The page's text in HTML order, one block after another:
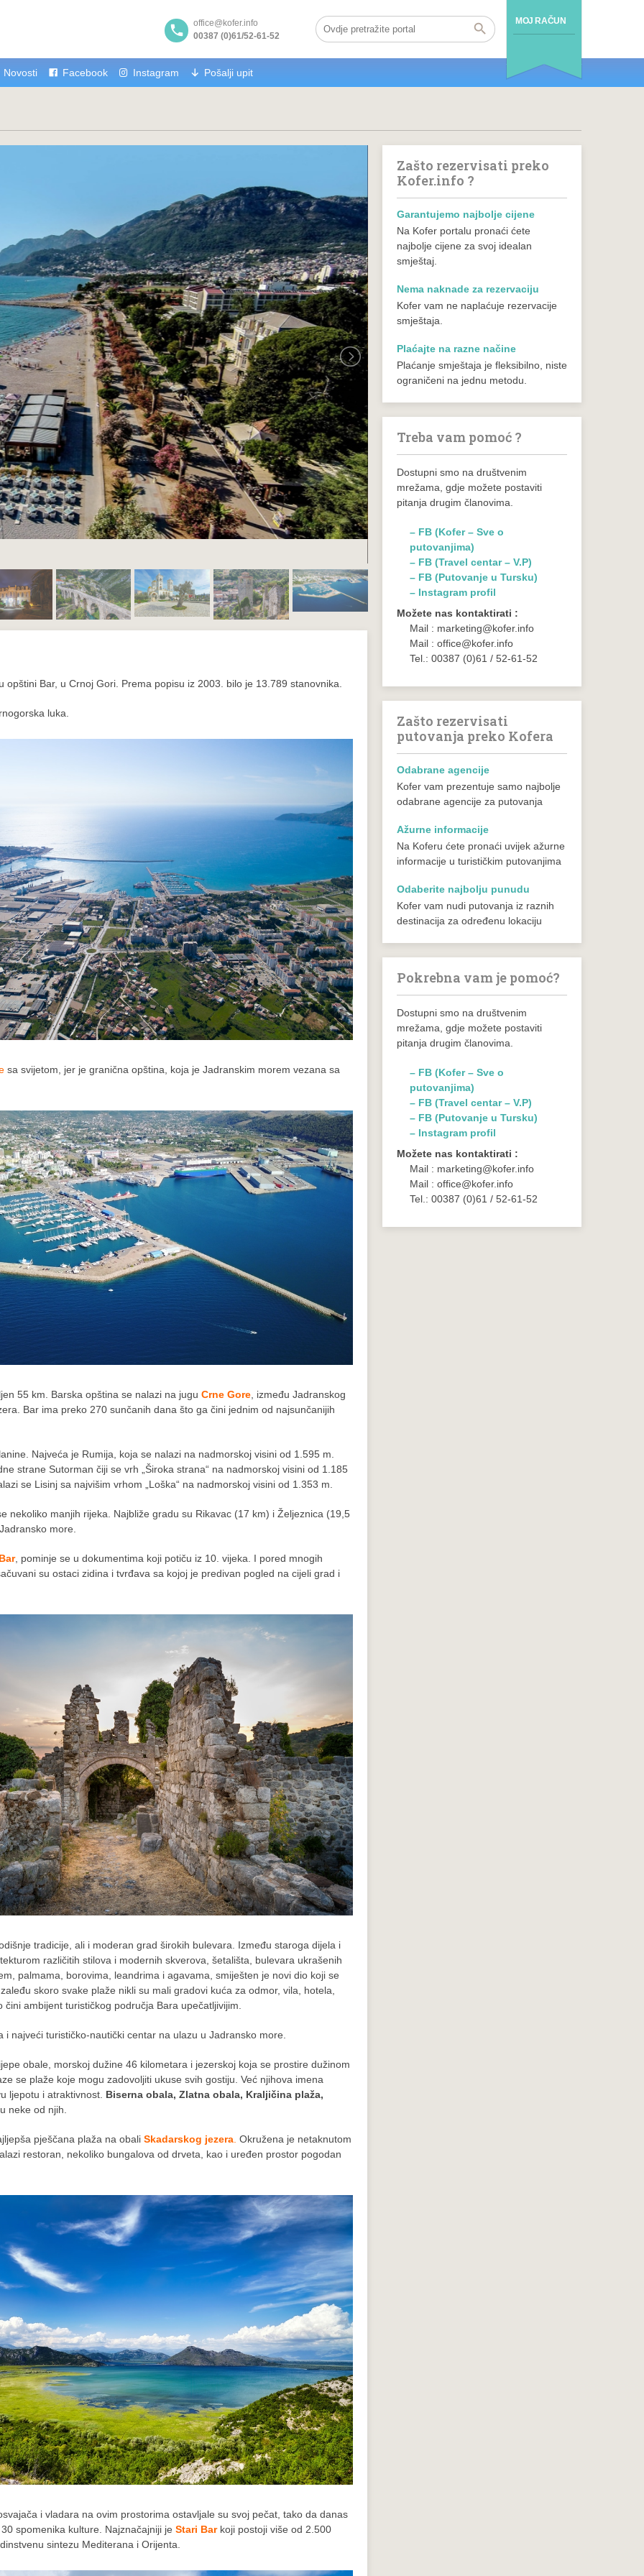
MOJ RAČUN
office@kofer.info
00387 (0)61/52-61-52
Novosti Facebook Instagram Pošalji upit
opštini Bar, u Crnoj Gori. Prema popisu iz 2003. bilo je 13.789 stanovnika.
luka.
sa svijetom, jer je granična opština, koja je Jadranskim morem vezana sa
55 km. Barska opština se nalazi na juguCrne Gore , između Jadranskog
Bar ima preko 270 sunčanih dana što ga čini jednim od najsunčanijih
Najveća je Rumija, koja se nalazi na nadmorskoj visini od 1.595 m.
strane Sutorman čiji se vrh „Široka strana“ na nadmorskoj visini od 1.185
se Lisinj sa najvišim vrhom „Loška“ na nadmorskoj visini od 1.353 m.
nekoliko manjih rijeka. Najbliže gradu su Rikavac (17 km) i Željeznica (19,5
more.
, pominje se u dokumentima koji potiču iz 10. vijeka. I pored mnogih
su ostaci zidina i tvrđava sa kojoj je predivan pogled na cijeli grad i
tradicije, ali i moderan grad širokih bulevara. Između staroga dijela i
različitih stilova i modernih skverova, šetališta, bulevara ukrašenih
palmama, borovima, leandrima i agavama, smiješten je novi dio koji se
skoro svake plaže nikli su mali gradovi kuća za odmor, vila, hotela,
čini ambijent turističkog područja Bara upečatljivijim.
i najveći turističko-nautički centar na ulazu u Jadransko more.
obale, morskoj dužine 46 kilometara i jezerskoj koja se prostire dužinom
se plaže koje mogu zadovoljiti ukuse svih gostiju. Već njihova imena
ljepotu i atraktivnost. Biserna obala, Zlatna obala, Kraljičina plaža,
neke od njih.
pješčana plaža na obaliSkadarskog jezera Okružena je netaknutom
restoran, nekoliko bungalova od drveta, kao i uređen prostor pogodan
i vladara na ovim prostorima ostavljale su svoj pečat, tako da danas
spomenika kulture. Najznačajniji jeStari Barkoji postoji više od 2.500
sintezu Mediterana i Orijenta.
Zašto rezervisati preko
Kofer.info ?
Garantujemo najbolje cijene
Na Kofer portalu pronaći ćete
najbolje cijene za svoj idealan
smještaj.
Nema naknade za rezervaciju
Kofer vam ne naplaćuje rezervacije
smještaja.
Plaćajte na razne načine
Plaćanje smještaja je fleksibilno, niste
ograničeni na jednu metodu.
Treba vam pomoć ?
Dostupni smo na društvenim
mrežama, gdje možete postaviti
pitanja drugim članovima.
– FB (Kofer – Sve o
putovanjima)
– FB (Travel centar – V.P)
– FB (Putovanje u Tursku)
– Instagram profil
Možete nas kontaktirati :
Mail : marketing@kofer.info
Mail : office@kofer.info
Tel.: 00387 (0)61 / 52-61-52
Zašto rezervisati
putovanja preko Kofera
Odabrane agencije
Kofer vam prezentuje samo najbolje
odabrane agencije za putovanja
Ažurne informacije
Na Koferu ćete pronaći uvijek ažurne
informacije u turističkim putovanjima
Odaberite najbolju punudu
Kofer vam nudi putovanja iz raznih
destinacija za određenu lokaciju
Pokrebna vam je pomoć?
Dostupni smo na društvenim
mrežama, gdje možete postaviti
pitanja drugim članovima.
– FB (Kofer – Sve o
putovanjima)
– FB (Travel centar – V.P)
– FB (Putovanje u Tursku)
– Instagram profil
Možete nas kontaktirati :
Mail : marketing@kofer.info
Mail : office@kofer.info
Tel.: 00387 (0)61 / 52-61-52